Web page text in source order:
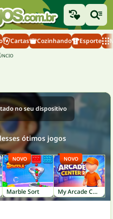
Cartas Cozinhando Esporte
no seu dispositivo
ótimos jogos
Marble Sort
NOVO
My Arcade Center 2
NOVO